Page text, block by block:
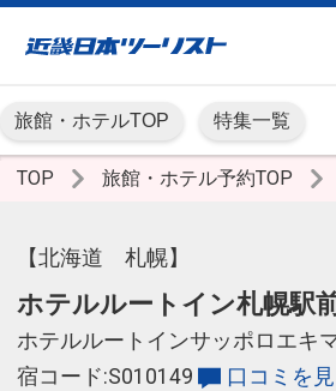
旅館・ホテルTOP 特集一覧
TOP 旅館・ホテル予約TOP
【北海道 札幌】
ホテルルートイン札幌駅
ホテルルートインサッポロエキ
宿コード:S010149
口コミを